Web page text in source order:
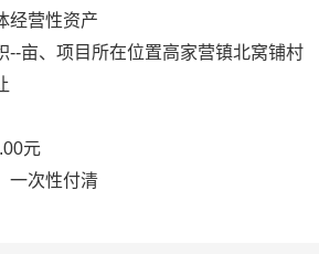
经营性资产
--亩、项目所在位置高家营镇北窝铺村
元
一次性付清